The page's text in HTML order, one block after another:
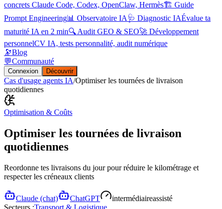
concrets Claude Code, Codex, OpenClaw, Hermès🏗️ Guide
Prompt Engineering📊 Observatoire IA 🩺 Diagnostic IAÉvalue ta
maturité IA en 2 min🔍 Audit GEO & SEO🚀 Développement
personnelCV IA, tests personnalité, audit numérique
🔭Blog
💬Communauté
Connexion Découvrir
Cas d'usage agents IA/Optimiser les tournées de livraison
quotidiennes
Optimisation & Coûts
Optimiser les tournées de livraison
quotidiennes
Reordonne tes livraisons du jour pour réduire le kilométrage et
respecter les créneaux clients
Claude (chat) ChatGPT intermédiaireassisté
Secteurs :Transport & Logistique